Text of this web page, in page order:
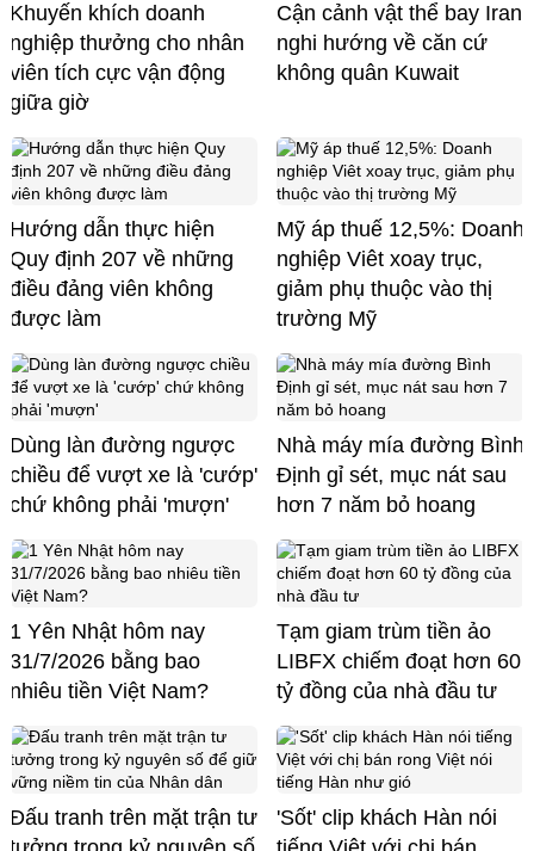
Khuyến khích doanh
nghiệp thưởng cho nhân
viên tích cực vận động
giữa giờ
Cận cảnh vật thể bay Iran
nghi hướng về căn cứ
không quân Kuwait
Hướng dẫn thực hiện
Quy định 207 về những
điều đảng viên không
được làm
Mỹ áp thuế 12,5%: Doanh
nghiệp Viêt xoay trục,
giảm phụ thuộc vào thị
trường Mỹ
Dùng làn đường ngược
chiều để vượt xe là 'cướp'
chứ không phải 'mượn'
Nhà máy mía đường Bình
Định gỉ sét, mục nát sau
hơn 7 năm bỏ hoang
1 Yên Nhật hôm nay
31/7/2026 bằng bao
nhiêu tiền Việt Nam?
Tạm giam trùm tiền ảo
LIBFX chiếm đoạt hơn 60
tỷ đồng của nhà đầu tư
Đấu tranh trên mặt trận tư
'Sốt' clip khách Hàn nói